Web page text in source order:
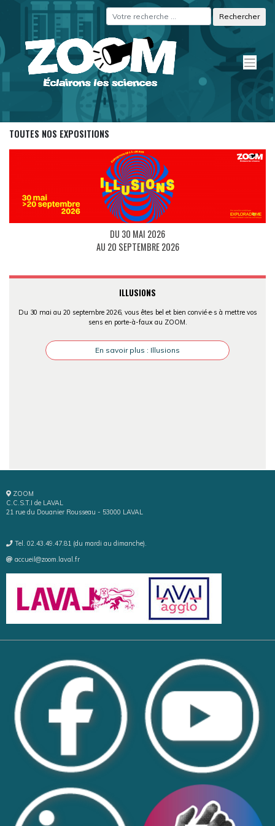
Panneau de gestion des cookies
TOUTES NOS EXPOSITIONS
DU 30 MAI 2026
AU 20 SEPTEMBRE 2026
ILLUSIONS
Du 30 mai au 20 septembre 2026, vous êtes bel et bien convié·e·s à mettre vos
sens en porte-à-faux au ZOOM.
En savoir plus : Illusions
ZOOM
C.C.S.T.I de LAVAL
21 rue du Douanier Rousseau - 53000 LAVAL
Tel. 02.43.49.47.81 (du mardi au dimanche).
accueil@zoom.laval.fr